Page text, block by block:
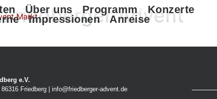
Über uns Programm
Konzerte
Impressionen Anreise
Advent
e.V.
Friedberg | info@friedberger-advent.de